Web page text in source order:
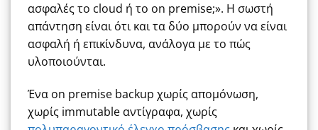
ασφαλές το cloud ή το on premise;». Η σωστή
απάντηση είναι ότι και τα δύο μπορούν να είναι
ασφαλή ή επικίνδυνα, ανάλογα με το πώς
υλοποιούνται.
Ένα on premise backup χωρίς απομόνωση,
χωρίς immutable αντίγραφα, χωρίς